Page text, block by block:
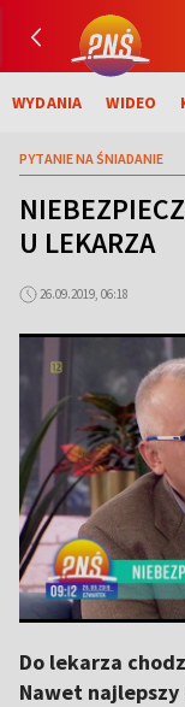
WYDANIA WIDEO
PYTANIE NA ŚNIADANIE
U LEKARZA
26.09.2019, 06:18
Do lekarza
Nawet